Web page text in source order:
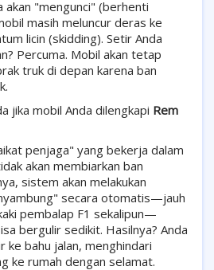
akan "mengunci" (berhenti
masih meluncur deras ke
licin (skidding). Setir Anda
Percuma. Mobil akan tetap
truk di depan karena ban
jika mobil Anda dilengkapi Rem
penjaga" yang bekerja dalam
akan membiarkan ban
sistem akan melakukan
secara otomatis—jauh
pembalap F1 sekalipun—
bergulir sedikit. Hasilnya? Anda
bahu jalan, menghindari
ke rumah dengan selamat.